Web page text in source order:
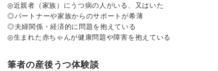
◎近親者（家族）にうつ病の人がいる、又はいた
◎パートナーや家族からのサポートが希薄
◎夫婦関係・経済的に問題を抱えている
◎生まれた赤ちゃんが健康問題や障害を抱えている
筆者の産後うつ体験談